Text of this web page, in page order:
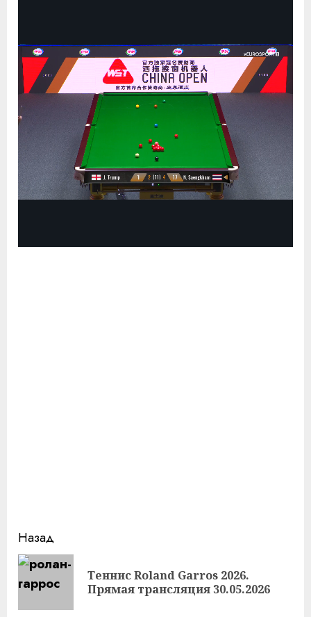
Продолжить
чтение
Назад
Теннис Roland Garros 2026.
Прямая трансляция 30.05.2026